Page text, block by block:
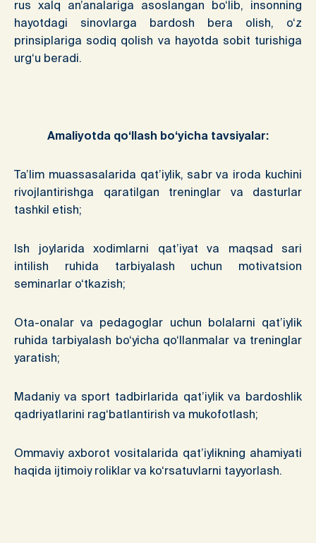
rus xalq an’analariga asoslangan bo‘lib, insonning
hayotdagi sinovlarga bardosh bera olish, o‘z
prinsiplariga sodiq qolish va hayotda sobit turishiga
urg‘u beradi.
Amaliyotda qo‘llash bo‘yicha tavsiyalar:
Ta’lim muassasalarida qat’iylik, sabr va iroda kuchini
rivojlantirishga qaratilgan treninglar va dasturlar
tashkil etish;
Ish joylarida xodimlarni qat’iyat va maqsad sari
intilish ruhida tarbiyalash uchun motivatsion
seminarlar o‘tkazish;
Ota-onalar va pedagoglar uchun bolalarni qat’iylik
ruhida tarbiyalash bo‘yicha qo‘llanmalar va treninglar
yaratish;
Madaniy va sport tadbirlarida qat’iylik va bardoshlik
qadriyatlarini rag‘batlantirish va mukofotlash;
Ommaviy axborot vositalarida qat’iylikning ahamiyati
haqida ijtimoiy roliklar va ko‘rsatuvlarni tayyorlash.